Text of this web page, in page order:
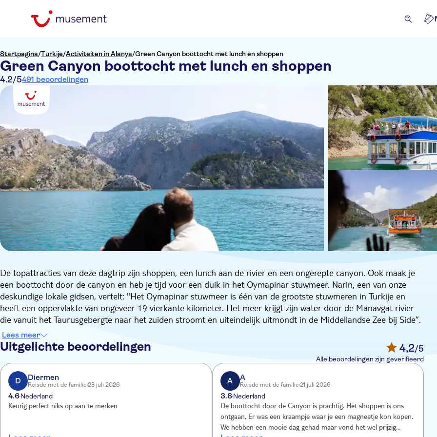
Startpagina/Turkije/Activiteiten in Alanya/Green Canyon boottocht met lunch en shoppen
Green Canyon boottocht met lunch en shoppen
4.2/5491 beoordelingen
De topattracties van deze dagtrip zijn shoppen, een lunch aan de rivier en een ongerepte canyon. Ook maak je
een boottocht door de canyon en heb je tijd voor een duik in het Oymapinar stuwmeer. Narin, een van onze
deskundige lokale gidsen, vertelt: "Het Oymapinar stuwmeer is één van de grootste stuwmeren in Turkije en
heeft een oppervlakte van ongeveer 19 vierkante kilometer. Het meer krijgt zijn water door de Manavgat rivier
die vanuit het Taurusgebergte naar het zuiden stroomt en uiteindelijk uitmondt in de Middellandse Zee bij Side”.
Je start je excursie met shoppen in het Dickman Textielcentrum. Als mode je ding is, dan heb je geluk: je snuffelt
hier rond naar kleding en accessoires van topmerken met behulpzame winkelmedewerkers. Vervolgens ga je
naar een restaurant aan de rivier waar je aanschuift voor een versbereide maaltijd met lokale producten.
Vervolgens ga je aan boord voor een relaxte boottocht door de canyon. Terwijl je over de kronkelende turquoise
rivier vaart kijk je je ogen uit op de spectaculaire ruige rotsformaties om je heen. Het is een prachtig stukje Turks
natuurschoon en de kleur van het water is betoverend. En als de boot het Oymapinar meer bereikt, heb je de
kans om in deze natuurlijke omgeving te zwemmen.
Lees meer
Uitgelichte beoordelingen 4,2/5
Alle beoordelingen zijn geverifieerd
D Diermen
Reisde met de familie 28 juli 2026
4.6Nederland
Keurig perfect niks op aan te merken
A A
Reisde met de familie21 juli 2026
3.8Nederland
De boottocht door de Canyon is prachtig. Het shoppen is ons
ontgaan, Er was een kraampje waar je een magneetje kon kopen.
We hebben een mooie dag gehad maar vond het wel prijzig